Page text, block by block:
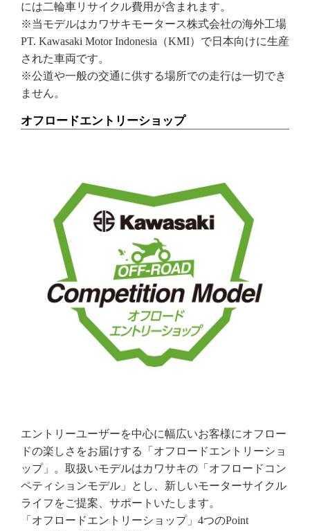
には二輪車リサイクル費用が含まれます。
※当モデルはカワサキモータース株式会社の海外工場
PT. Kawasaki Motor Indonesia（KMI）で日本向けに生産
された車両です。
※公道や一般の交通に供する場所での走行は一切でき
ません。
オフロードエントリーショップ
エントリーユーザーを中心に幅広いお客様にオフロー
ドの楽しさをお届けする「オフロードエントリーショ
ップ」。取扱いモデルはカワサキの「オフロードコン
ペティションモデル」とし、新しいモーターサイクル
ライフをご提案、サポートいたします。
「オフロードエントリーショップ」4つのPoint